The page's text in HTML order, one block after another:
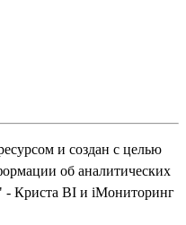
и создан с целью
об аналитических
BI и iМониторинг